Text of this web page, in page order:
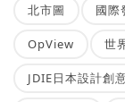
北市圖 國際
OpView 世
JDIE日本設計創